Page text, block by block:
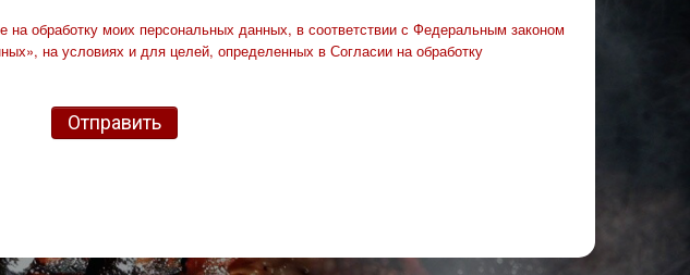
обработку моих персональных данных, в соответствии с Федеральным законом
на условиях и для целей, определенных в Согласии на обработку